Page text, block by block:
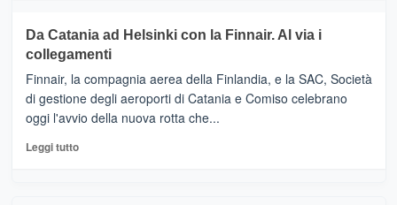
tappe
dell’enoturismo
RANDAZZO
–
Ci
siamo
quasi….
pronti
per
Da Catania ad Helsinki con la Finnair. Al via i
collegamenti
Finnair, la compagnia aerea della Finlandia, e la SAC, Società
di gestione degli aeroporti di Catania e Comiso celebrano
oggi l'avvio della nuova rotta che...
Leggi tuttoLeggi